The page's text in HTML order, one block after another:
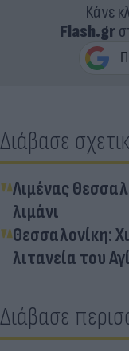
Κάνε
Flash.gr
Διάβασε
Λιμένας
λιμάνι
Θεσσαλονίκη:
λιτανεία του
Διάβασε